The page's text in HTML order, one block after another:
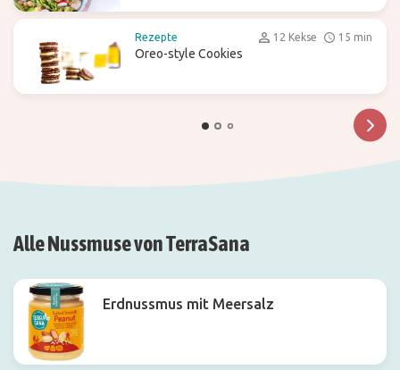
Rezepte 12 Kekse 15 min
Oreo-style Cookies
Alle Nussmuse von TerraSana
Erdnussmus mit Meersalz